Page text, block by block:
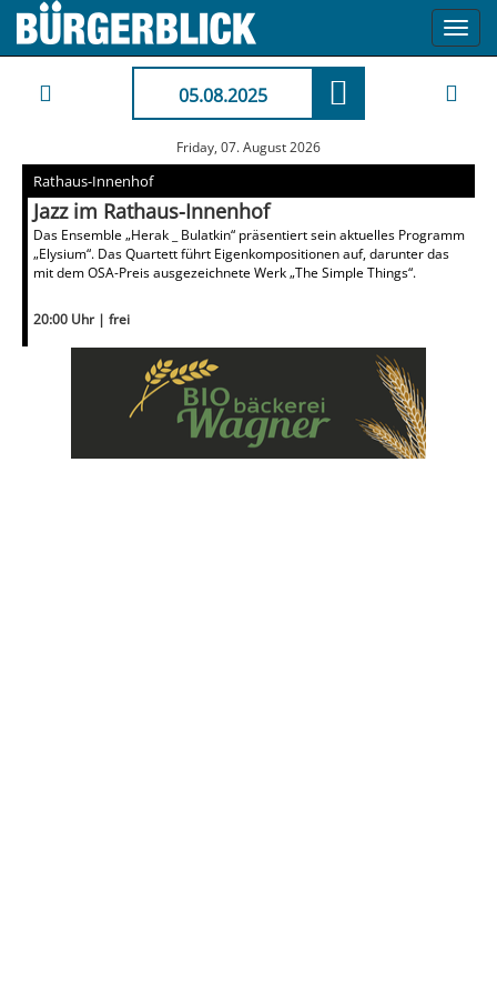
05.08.2025
Friday, 07. August 2026
Rathaus-Innenhof
Jazz im Rathaus-Innenhof
Das Ensemble „Herak _ Bulatkin“ präsentiert sein aktuelles Programm
„Elysium“. Das Quartett führt Eigenkompositionen auf, darunter das
mit dem OSA-Preis ausgezeichnete Werk „The Simple Things“.
20:00 Uhr | frei